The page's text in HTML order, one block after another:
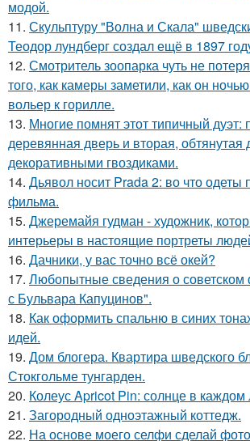
модой.
11. Скульптуру "Волна и Скала"
Теодор лундберг создал ещё в 1897
12. Смотритель зоопарка чуть не
того, как камеры заметили, как он
вольер к горилле.
13. Многие помнят этот типичный дуэт:
деревянная дверь и вторая, обтянутая
декоративными гвоздиками.
14. Дьявол носит Prada 2: во что одеты
фильма.
15. Джеремайя гудман - художник,
интерьеры в настоящие портреты
16. Дачники, у вас точно всё окей?
17. Любопытные сведения о
с Бульвара Капуцинов".
18. Как оформить спальню в синих
идей.
19. Дом блогера. Квартира шведского
Стокгольме тунгарден.
20. Колеус Apricot Pin: солнце в каждом
21. Загородный одноэтажный коттедж.
22. На основе моего селфи сделай